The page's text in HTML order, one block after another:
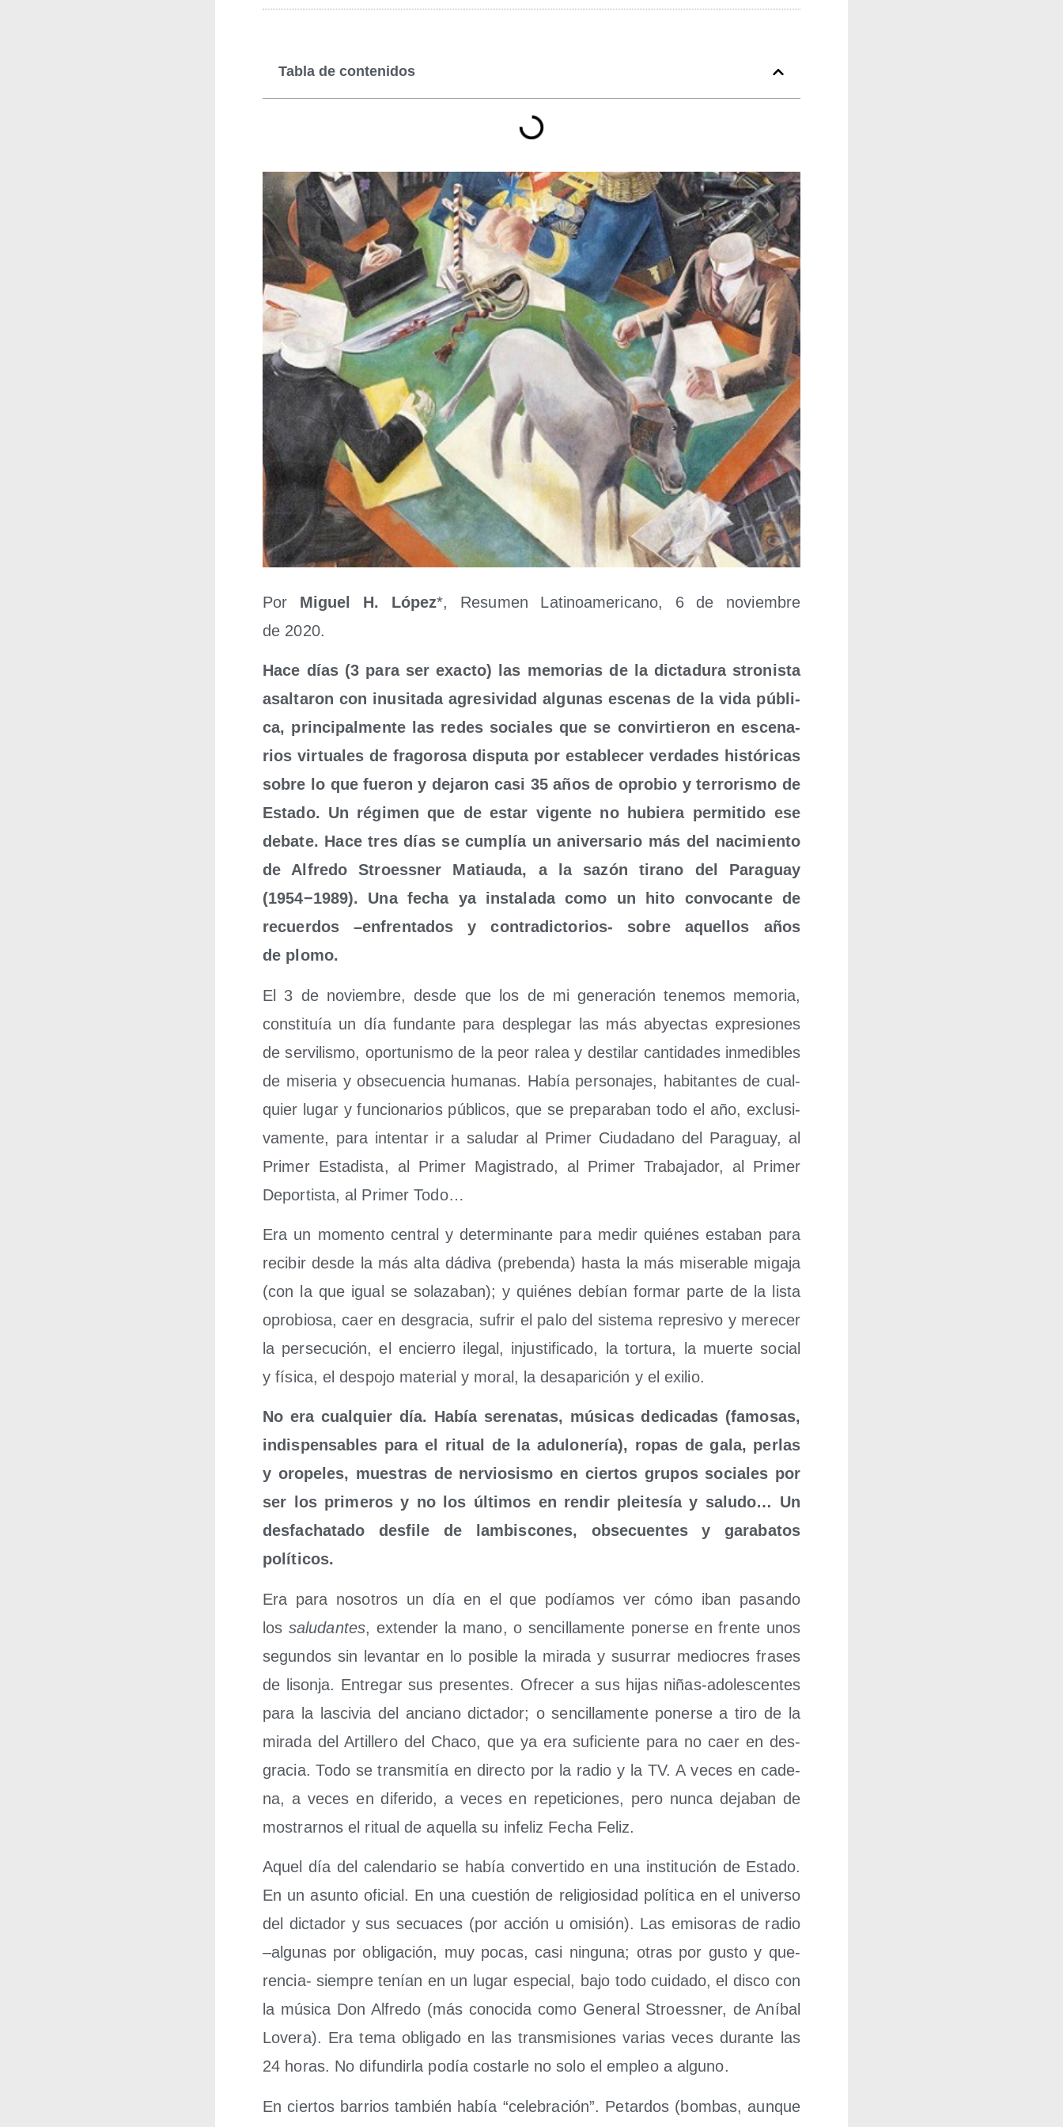
Tabla de contenidos
Por Miguel H. López*, Resu­men Lati­no­ame­ri­cano, 6 de noviem­bre
de 2020.
Hace días (3 para ser exac­to) las memo­rias de la dic­ta­du­ra stro­nis­ta
asal­ta­ron con inusi­ta­da agre­si­vi­dad algu­nas esce­nas de la vida públi­
ca, prin­ci­pal­men­te las redes socia­les que se con­vir­tie­ron en esce­na­
rios vir­tua­les de fra­go­ro­sa dispu­ta por esta­ble­cer ver­da­des his­tó­ri­cas
sobre lo que fue­ron y deja­ron casi 35 años de opro­bio y terro­ris­mo de
Esta­do. Un régi­men que de estar vigen­te no hubie­ra per­mi­ti­do ese
deba­te. Hace tres días se cum­plía un ani­ver­sa­rio más del naci­mien­to
de Alfre­do Stroess­ner Matiau­da, a la sazón tirano del Para­guay
(1954−1989). Una fecha ya ins­ta­la­da como un hito con­vo­can­te de
recuer­dos –enfren­ta­dos y con­tra­dic­to­rios- sobre aque­llos años
de plomo.
El 3 de noviem­bre, des­de que los de mi gene­ra­ción tene­mos memo­ria,
cons­ti­tuía un día fun­dan­te para des­ple­gar las más abyec­tas expre­sio­nes
de ser­vi­lis­mo, opor­tu­nis­mo de la peor ralea y des­ti­lar can­ti­da­des inme­di­bles
de mise­ria y obse­cuen­cia huma­nas. Había per­so­na­jes, habi­tan­tes de cual­
quier lugar y fun­cio­na­rios públi­cos, que se pre­pa­ra­ban todo el año, exclu­si­
va­men­te, para inten­tar ir a salu­dar al Pri­mer Ciu­da­dano del Para­guay, al
Pri­mer Esta­dis­ta, al Pri­mer Magis­tra­do, al Pri­mer Tra­ba­ja­dor, al Pri­mer
Depor­tis­ta, al Pri­mer Todo…
Era un momen­to cen­tral y deter­mi­nan­te para medir quié­nes esta­ban para
reci­bir des­de la más alta dádi­va (pre­ben­da) has­ta la más mise­ra­ble miga­ja
(con la que igual se sola­za­ban); y quié­nes debían for­mar par­te de la lis­ta
opro­bio­sa, caer en des­gra­cia, sufrir el palo del sis­te­ma repre­si­vo y mere­cer
la per­se­cu­ción, el encie­rro ile­gal, injus­ti­fi­ca­do, la tor­tu­ra, la muer­te social
y físi­ca, el des­po­jo mate­rial y moral, la des­apa­ri­ción y el exilio.
No era cual­quier día. Había sere­na­tas, músi­cas dedi­ca­das (famo­sas,
indis­pen­sa­bles para el ritual de la adu­lo­ne­ría), ropas de gala, per­las
y oro­pe­les, mues­tras de ner­vio­sis­mo en cier­tos gru­pos socia­les por
ser los pri­me­ros y no los últi­mos en ren­dir plei­te­sía y salu­do… Un
des­fa­cha­ta­do des­fi­le de lam­bis­co­nes, obse­cuen­tes y gara­ba­tos
políticos.
Era para noso­tros un día en el que podía­mos ver cómo iban pasan­do
los salu­dan­tes, exten­der la mano, o sen­ci­lla­men­te poner­se en fren­te unos
segun­dos sin levan­tar en lo posi­ble la mira­da y susu­rrar medio­cres fra­ses
de lison­ja. Entre­gar sus pre­sen­tes. Ofre­cer a sus hijas niñas-ado­les­cen­tes
para la las­ci­via del anciano dic­ta­dor; o sen­ci­lla­men­te poner­se a tiro de la
mira­da del Arti­lle­ro del Cha­co, que ya era sufi­cien­te para no caer en des­
gra­cia. Todo se trans­mi­tía en direc­to por la radio y la TV. A veces en cade­
na, a veces en dife­ri­do, a veces en repe­ti­cio­nes, pero nun­ca deja­ban de
mos­trar­nos el ritual de aque­lla su infe­liz Fecha Feliz.
Aquel día del calen­da­rio se había con­ver­ti­do en una ins­ti­tu­ción de Esta­do.
En un asun­to ofi­cial. En una cues­tión de reli­gio­si­dad polí­ti­ca en el uni­ver­so
del dic­ta­dor y sus secua­ces (por acción u omi­sión). Las emi­so­ras de radio
–algu­nas por obli­ga­ción, muy pocas, casi nin­gu­na; otras por gus­to y que­
ren­cia- siem­pre tenían en un lugar espe­cial, bajo todo cui­da­do, el dis­co con
la músi­ca Don Alfre­do (más cono­ci­da como Gene­ral Stroess­ner, de Aní­bal
Love­ra). Era tema obli­ga­do en las trans­mi­sio­nes varias veces duran­te las
24 horas. No difun­dir­la podía cos­tar­le no solo el empleo a alguno.
En cier­tos barrios tam­bién había “cele­bra­ción”. Petar­dos (bom­bas, aun­que